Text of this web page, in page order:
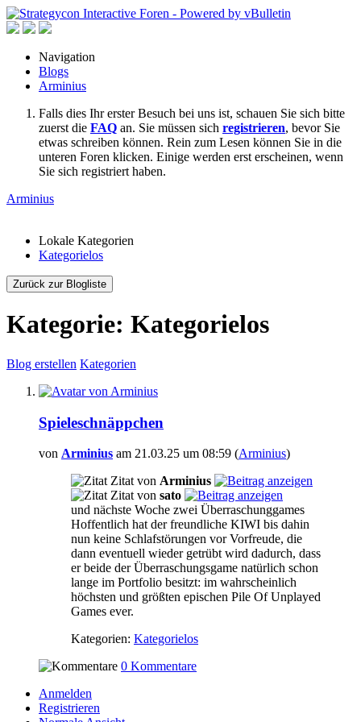
Navigation
Blogs
Arminius
Falls dies Ihr erster Besuch bei uns ist, schauen Sie sich bitte
zuerst die FAQ an. Sie müssen sich registrieren, bevor Sie
etwas schreiben können. Rein zum Lesen können Sie in die
unteren Foren klicken. Einige werden erst erscheinen, wenn
Sie sich registriert haben.
Arminius
Lokale Kategorien
Kategorielos
Zurück zur Blogliste
Kategorie: Kategorielos
Blog erstellen Kategorien
Spieleschnäppchen
von Arminius am 21.03.25 um 08:59 (Arminius)
Zitat von Arminius
Zitat von sato
und nächste Woche zwei Überraschunggames
Hoffentlich hat der freundliche KIWI bis dahin
nun keine Schlafstörungen vor Vorfreude, die
dann eventuell wieder getrübt wird dadurch, dass
er beide der Überraschungsgame natürlich schon
lange im Portfolio besitzt: im wahrscheinlich
höchsten und größten epischen Pile Of Unplayed
Games ever.
Kategorien: Kategorielos
0 Kommentare
Anmelden
Registrieren